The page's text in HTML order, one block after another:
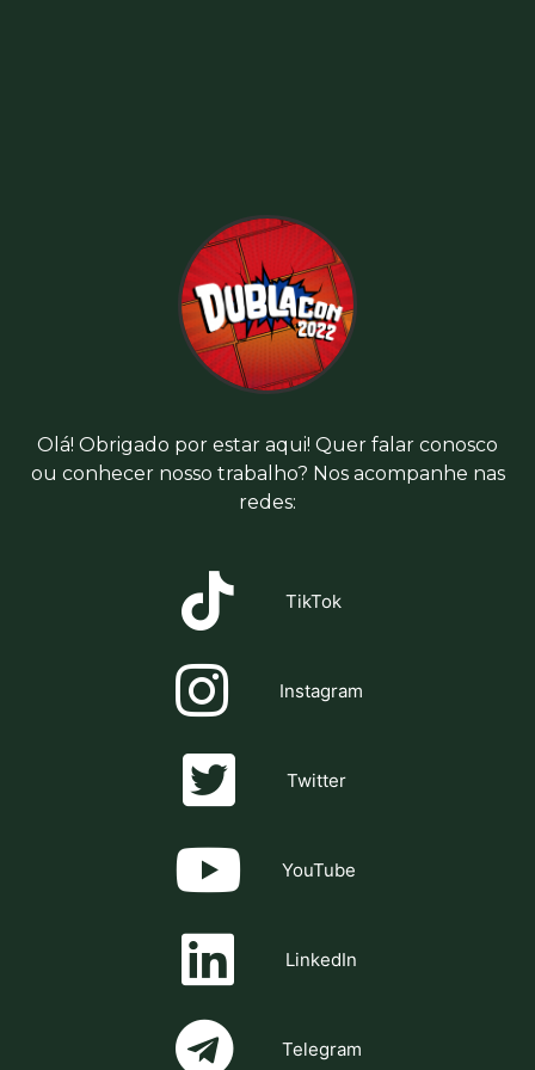
Olá! Obrigado por estar aqui! Quer falar conosco
ou conhecer nosso trabalho? Nos acompanhe nas
redes:
TikTok
Instagram
Twitter
YouTube
LinkedIn
Telegram